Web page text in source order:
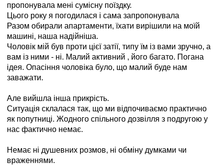
пропонувала мені сумісну поїздку.
Цього року я погодилася і сама запропонувала
Разом обирали апартаменти, їхати вирішили на моїй
машині, наша надійніша.
Чоловік мій був проти цієї затії, типу їм із вами зручно, а
вам із ними - ні. Малий активний , його багато. Погана
ідея. Опасіння чоловіка було, що малий буде нам
заважати.
Але вийшла інша прикрість.
Ситуація склалася так, що ми відпочиваємо практично
як попутниці. Жодного спільного дозвілля з подругою у
нас фактично немає.
Немає ні душевних розмов, ні обміну думками чи
враженнями.